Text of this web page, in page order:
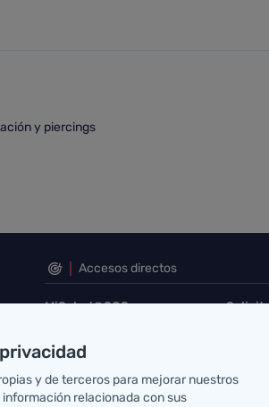
y piercings
y piercings
Accesos directos
MiSalud@SCS
Su
Acceso correo SCS
Mapa sanitario
y de terceros para mejorar nuestros
relacionada con sus